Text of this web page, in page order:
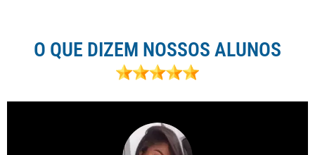
O QUE DIZEM NOSSOS ALUNOS